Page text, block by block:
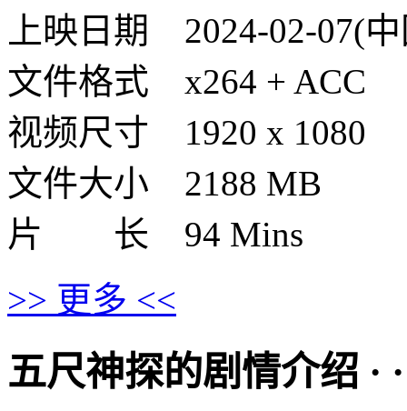
上映日期 2024-02-07(
文件格式 x264 + ACC
视频尺寸 1920 x 1080
文件大小 2188 MB
片 长 94 Mins
>> 更多 <<
五尺神探的剧情介绍 · ·